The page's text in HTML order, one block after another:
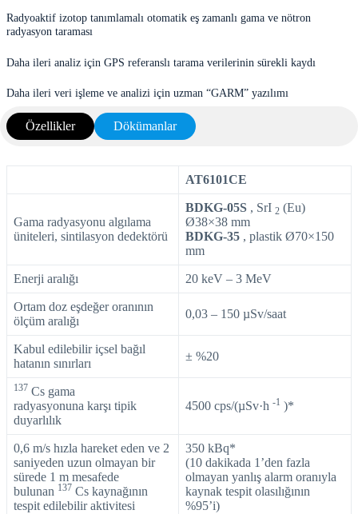
Radyoaktif izotop tanımlamalı otomatik eş zamanlı gama ve nötron
radyasyon taraması
Daha ileri analiz için GPS referanslı tarama verilerinin sürekli kaydı
Daha ileri veri işleme ve analizi için uzman “GARM” yazılımı
Özellikler Dökümanlar
AT6101CE
Gama radyasyonu algılama
üniteleri, sintilasyon dedektörü
BDKG-05S , SrI 2 (Eu)
Ø38×38 mm
BDKG-35 , plastik Ø70×150
mm
Enerji aralığı 20 keV – 3 MeV
Ortam doz eşdeğer oranının
ölçüm aralığı
0,03 – 150 µSv/saat
Kabul edilebilir içsel bağıl
hatanın sınırları
± %20
137 Cs gama
radyasyonuna karşı tipik
duyarlılık
4500 cps/(µSv·h -1 )*
0,6 m/s hızla hareket eden ve 2
saniyeden uzun olmayan bir
sürede 1 m mesafede
bulunan 137 Cs kaynağının
tespit edilebilir aktivitesi
350 kBq*
(10 dakikada 1’den fazla
olmayan yanlış alarm oranıyla
kaynak tespit olasılığının
%95’i)